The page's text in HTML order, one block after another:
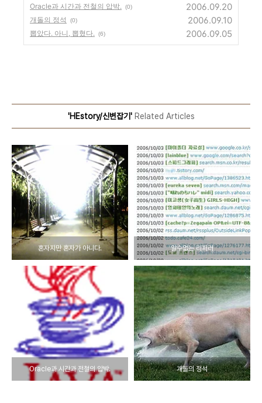
Oracle과 시간과 전철의 압박. (0) 2006.09.20
개돌의 정석 (0) 2006.09.10
뽑았다. 아니, 뽑혔다. (6) 2006.09.05
'HEstory/신변잡기'Related Articles
혼자지만 혼자가 아니다. 알수없는 리퍼러
Oracle과 시간과 전철의 압박. 개돌의 정석